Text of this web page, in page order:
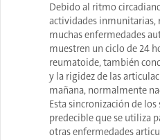
Debido al ritmo
actividades inmunitarias,
muchas enfermedades
muestren un ciclo de 24
reumatoide, también
y la rigidez de las
mañana, normalmente
Esta sincronización de
predecible que se utiliza
otras enfermedades